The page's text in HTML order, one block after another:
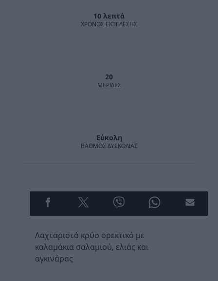
10 λεπτά
ΧΡΌΝΟΣ ΕΚΤΈΛΕΣΗΣ
20
MΕΡΊΔΕΣ
Εύκολη
ΒΑΘΜΌΣ ΔΥΣΚΟΛΊΑΣ
Λαχταριστό κρύο ορεκτικό με
καλαμάκια σαλαμιού, ελιάς και
αγκινάρας